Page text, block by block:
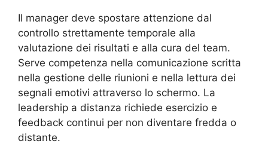
Il manager deve spostare attenzione dal
controllo strettamente temporale alla
valutazione dei risultati e alla cura del team.
Serve competenza nella comunicazione scritta
nella gestione delle riunioni e nella lettura dei
segnali emotivi attraverso lo schermo. La
leadership a distanza richiede esercizio e
feedback continui per non diventare fredda o
distante.